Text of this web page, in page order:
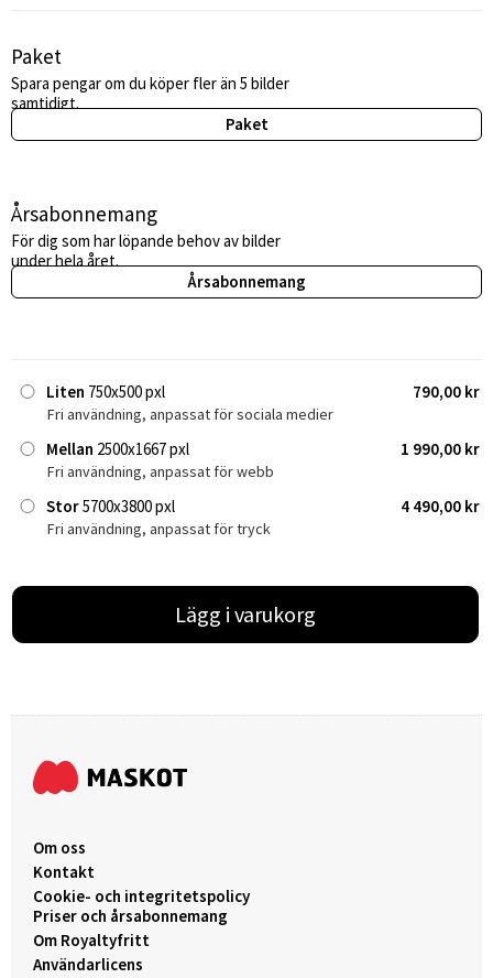
Paket
Spara pengar om du köper fler än 5 bilder
samtidigt.
Paket
Årsabonnemang
För dig som har löpande behov av bilder
under hela året.
Årsabonnemang
Liten 750x500 pxl 790,00 kr
Fri användning, anpassat för sociala medier
Mellan 2500x1667 pxl 1 990,00 kr
Fri användning, anpassat för webb
Stor5700x3800 pxl 4 490,00 kr
Fri användning, anpassat för tryck
Lägg i varukorg
Om oss
Kontakt
Cookie- och integritetspolicy
Priser och årsabonnemang
Om Royaltyfritt
Användarlicens